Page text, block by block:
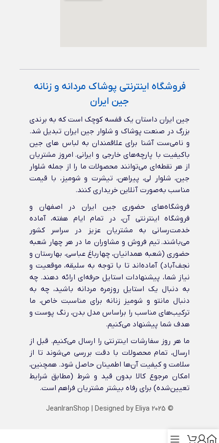
فروشگاه اینترنتی پوشاک مردانه و زنانه
جین ایران
جین ایران داستان یک قفسه کوچک است که به برندی
بزرگ در صنعت پوشاک و شلوار جین ایران تبدیل شد.
و نامی‌ست آشنا برای علاقمندان به لباس های جین
باکیفیت با پارچه‌های خارجی و ایرانی‌. امروز مشتریان
از هر نقطه‌ای می‌توانند محصولات ما را از جمله شلوار
جین، شلوار لی، پیراهن، تیشرت و شومیز، با قیمت
مناسب به‌صورت آنلاین خریداری کنند.
فروشگاه‌های حضوری جین ایران در اصفهان و
فروشگاه اینترنتی آن، در تمام ایام هفته، آماده
خدمت‌رسانی به مشتریان عزیز در سراسر کشور
می‌باشند. تیم فروش و مشاوران ما در هر چهار شعبه
حضوری (شعبه همدانیان، چهارباغ عباسی، بهارستان و
نجف‌آباد) آماده‌اند تا با توجه به سلیقه، موقعیت و
نیاز شما، پیشنهادات استایل حرفه‌ای ارائه دهند. چه
به دنبال یک استایل روزمره مردانه باشید، چه به
دنبال مانتو و شومیز زنانه برای مناسبت خاص، ما
ترکیب‌های مناسب را براساس مدل بدن، رنگ پوست و
هدف شما پیشنهاد می‌کنیم.
ما هر روز سفارشات اینترنتی را ارسال می‌کنیم. قبل از
ارسال، تمام محصولات با دقت بررسی می‌شوند تا از
سلامت و کیفیت آن‌ها اطمینان حاصل شود. همچنین،
امکان مرجوع کالا بدون قید و شرط (مطابق شرایط
تعیین‌شده) برای رفاه بیشتر مشتریان فراهم است.
© 2025
JeanIranShop | Designed by Eliya